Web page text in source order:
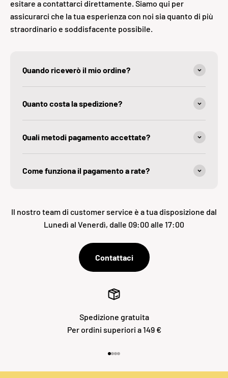
esitare a contattarci direttamente. Siamo qui per
assicurarci che la tua esperienza con noi sia quanto di più
straordinario e soddisfacente possibile.
Quando riceverò il mio ordine?
Quanto costa la spedìzione?
Quali metodi pagamento accettate?
Come funziona il pagamento a rate?
Il nostro team di customer service è a tua disposizione dal
Lunedì al Venerdì, dalle 09:00 alle 17:00
Contattaci
Spedizione gratuita
Per ordini superiori a 149 €